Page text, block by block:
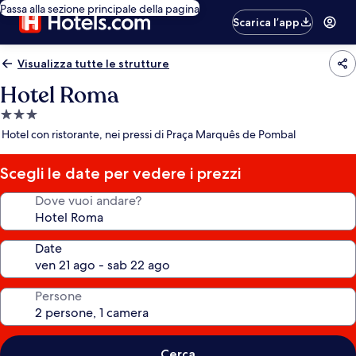
Passa alla sezione principale della pagina
Scarica l’app
Visualizza tutte le strutture
Hotel Roma
Struttura
a
stelle
Hotel con ristorante, nei pressi di Praça Marquês de Pombal
Scegli le date per vedere i prezzi
Dove vuoi andare?
Date
Persone